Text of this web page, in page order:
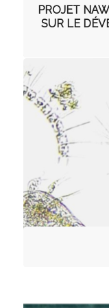
PROJET
SUR LE